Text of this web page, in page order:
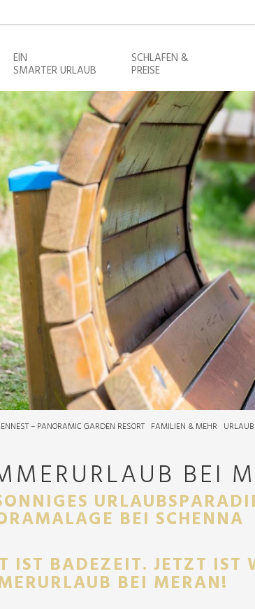
EIN
SMARTER URLAUB
SCHLAFEN &
PREISE
– PANORAMIC GARDEN RESORT FAMILIEN & MEHR
BEI
BEI SCHENNA
IST BADEZEIT. JETZT IST
BEI MERAN!